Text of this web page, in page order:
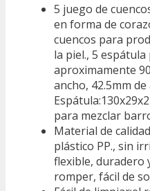
5 juego de
en forma de
cuencos para
la piel., 5
aproximamente
ancho, 42.5mm
para mezclar
Material de
plástico PP., sin
flexible, duradero
romper, fácil de